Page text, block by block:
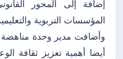
إضافة إلى المحور
المؤسسات التربوية
وأضافت مدير وحدة مناهضة
أيضا أهمية تعزيز ثقافة